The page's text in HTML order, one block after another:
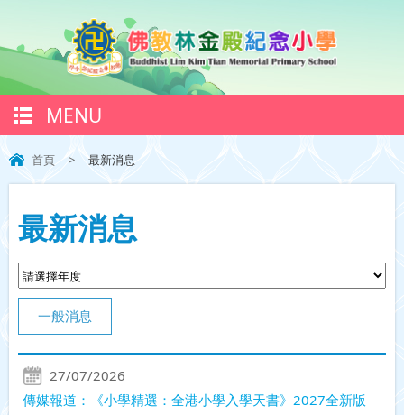
MENU
首頁 > 最新消息
最新消息
一般消息
27/07/2026
傳媒報道：《小學精選：全港小學入學天書》2027全新版